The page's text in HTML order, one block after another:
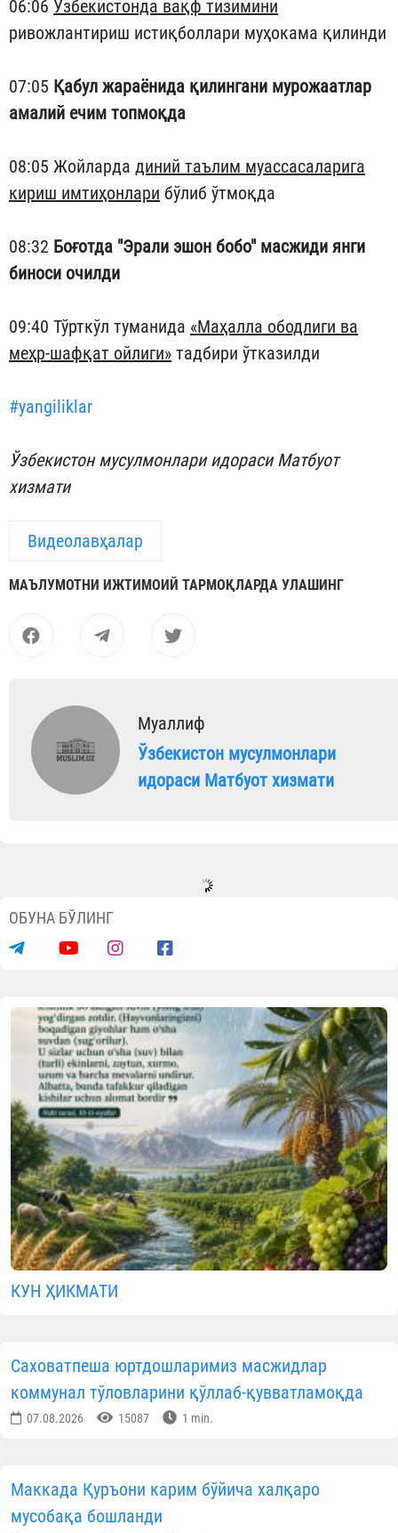
06:06 Ўзбекистонда вақф тизимини
ривожлантириш истиқболлари муҳокама қилинди
07:05 Қабул жараёнида қилингани мурожаатлар
амалий ечим топмоқда
08:05 Жойларда диний таълим муассасаларига
кириш имтиҳонлари бўлиб ўтмоқда
08:32 Боғотда "Эрали эшон бобо" масжиди янги
биноси очилди
09:40 Тўрткўл туманида «Маҳалла ободлиги ва
меҳр-шафқат ойлиги» тадбири ўтказилди
#yangiliklar
Ўзбекистон мусулмонлари идораси Матбуот
хизмати
Видеолавҳалар
МАЪЛУМОТНИ ИЖТИМОИЙ ТАРМОҚЛАРДА УЛАШИНГ
Муаллиф
Ўзбекистон мусулмонлари
идораси Матбуот хизмати
ОБУНА БЎЛИНГ
КУН ҲИКМАТИ
Саховатпеша юртдошларимиз масжидлар
коммунал тўловларини қўллаб-қувватламоқда
07.08.2026 15087 1 min.
Маккада Қуръони карим бўйича халқаро
мусобақа бошланди